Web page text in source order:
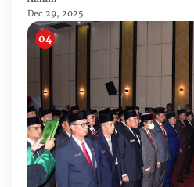
Dec 29, 2025